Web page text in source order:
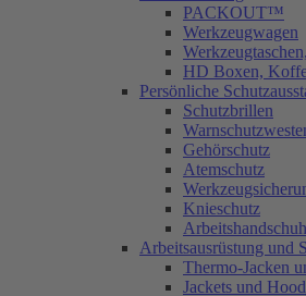
PACKOUT™
Werkzeugwagen
HD Boxen,
Persönliche
Schutzbrillen
Gehörschutz
Atemschutz
Knieschutz
Arbeitsausrüstung und
Thermo-Jacken
Jackets und